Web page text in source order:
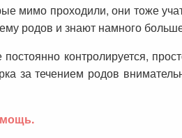
мимо проходили, они тоже
родов и знают намного
контролируется,
за течением родов